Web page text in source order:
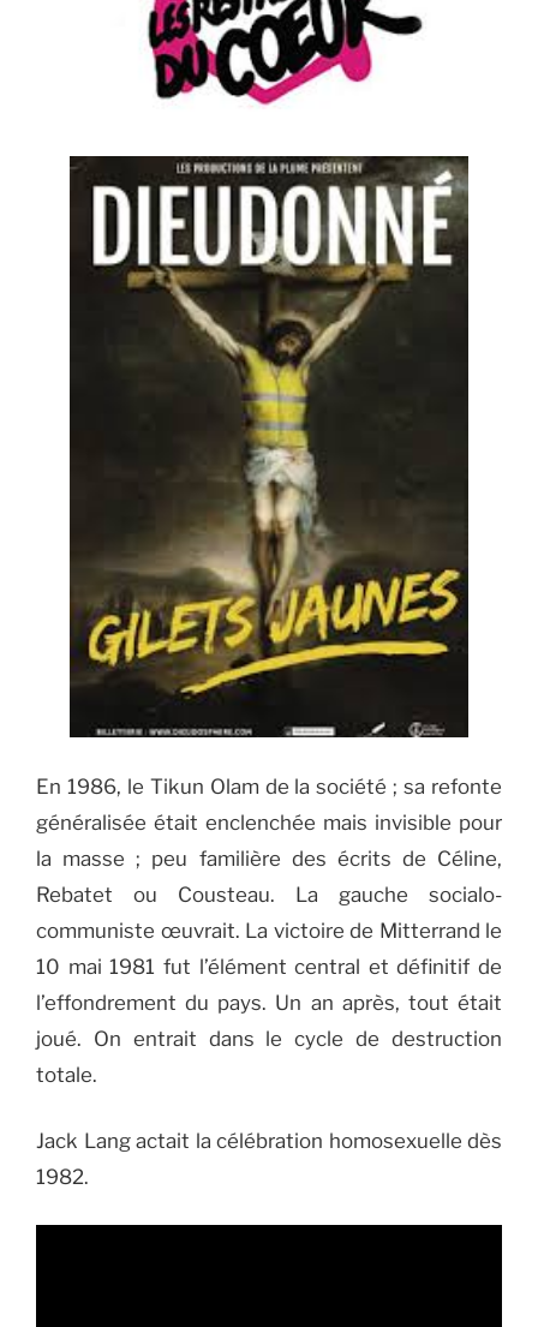
En 1986, le Tikun Olam de la société ; sa refonte
généralisée était enclenchée mais invisible pour
la masse ; peu familière des écrits de Céline,
Rebatet ou Cousteau. La gauche socialo-
communiste œuvrait. La victoire de Mitterrand le
10 mai 1981 fut l’élément central et définitif de
l’effondrement du pays. Un an après, tout était
joué. On entrait dans le cycle de destruction
totale.
Jack Lang actait la célébration homosexuelle dès
1982.